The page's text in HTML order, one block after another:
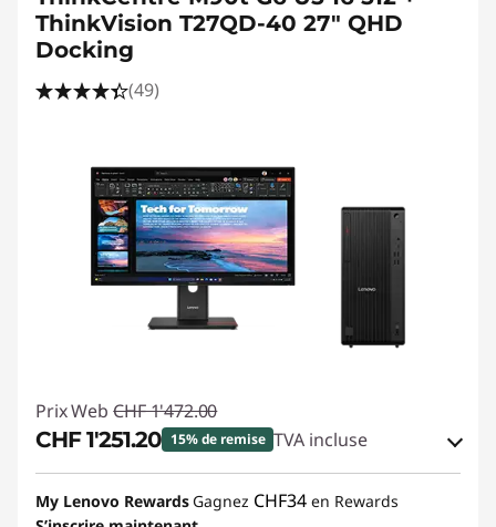
ThinkVision T27QD-40 27" QHD
Docking
(49)
Prix Web CHF 1'472.00
CHF 1'251.20 15% de remise TVA incluse
Bons de réduction en ligne :-CHF 220.80
My Lenovo Rewards Gagnez CHF34 en Rewards